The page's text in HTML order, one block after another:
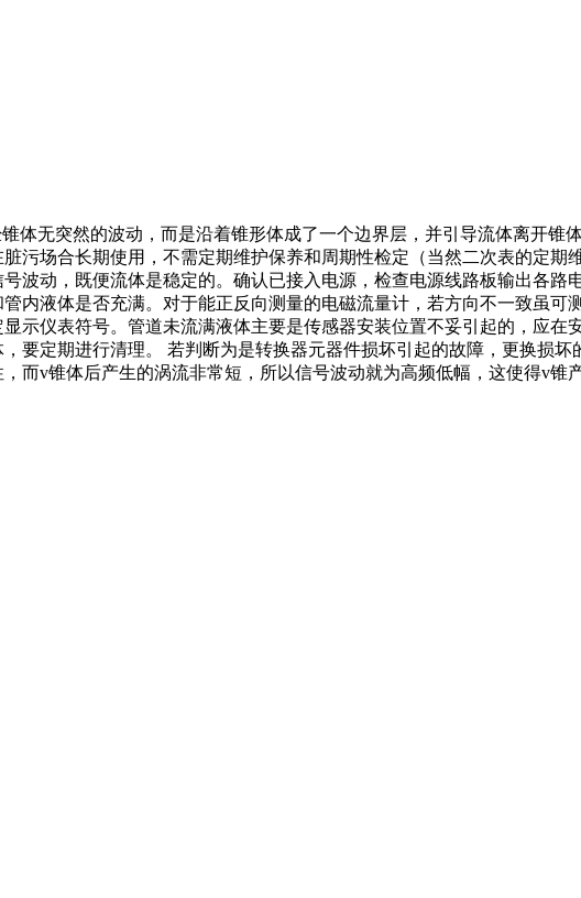
无突然的波动，而是沿着锥形体成了一个边界层，并引导流体离开锥
污场合长期使用，不需定期维护保养和周期性检定（当然二次表的定
波动，既便流体是稳定的。确认已接入电源，检查电源线路板输出各
内液体是否充满。对于能正反向测量的电磁流量计，若方向不一致虽
示仪表符号。管道未流满液体主要是传感器安装位置不妥引起的，应
要定期进行清理。 若判断为是转换器元器件损坏引起的故障，更换损
而v锥体后产生的涡流非常短，所以信号波动就为高频低幅，这使得v锥